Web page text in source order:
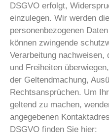
DSGVO erfolgt,
einzulegen. Wir werden
personenbezogenen
können zwingende
Verarbeitung
und Freiheiten
der Geltendmachung,
Rechtsansprüchen. Um
geltend zu machen,
angegebenen
DSGVO finden Sie hier: